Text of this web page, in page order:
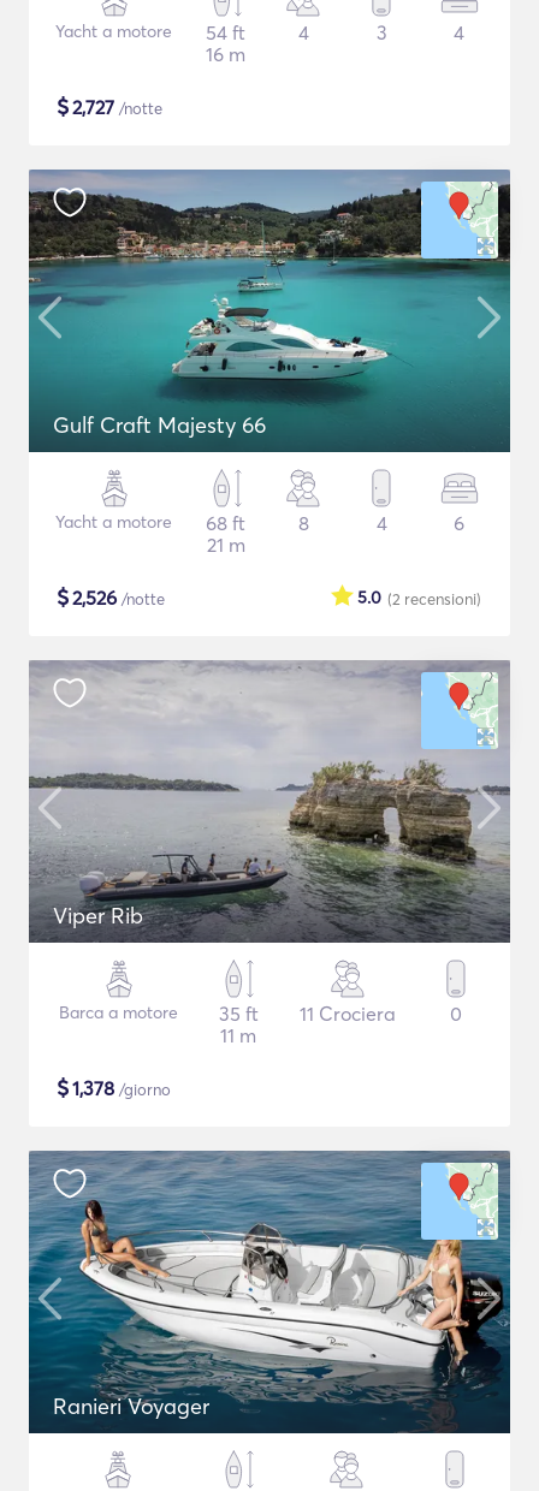
Yacht a motore
54 ft
16 m
4 3 4
$2,727 /notte
Gulf Craft Majesty 66
Yacht a motore
68 ft
21 m
8 4 6
$2,526 /notte (2 recensioni)
5.0
Viper Rib
Barca a motore
35 ft
11 m
11 Crociera 0
$1,378 /giorno
Ranieri Voyager